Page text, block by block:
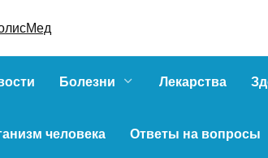
Болезни Лекарства
человека Ответы на вопросы